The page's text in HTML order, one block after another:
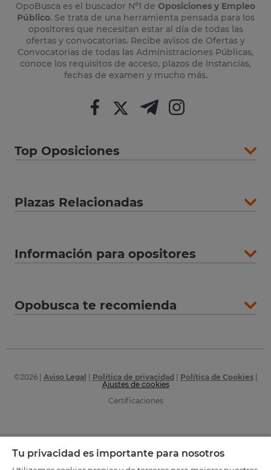
OpoBusca es el buscador Nº1 de Oposiciones y Empleo
Público. Se trata de una herramienta pensada para los
opositores que necesitan estar al día de todas las
ofertas y convocatorias. Recibe avisos de Ofertas y
Convocatorias de todas las Administraciones Públicas,
conoce los requisitos de acceso, plazos de instancias,
fechas de examen y mucho más.
Top Oposiciones
Plazas Relacionadas
Información para opositores
Opobusca te recomienda
©2026| Aviso Legal Política de privacidad Política de Cookies|
Ajustes de cookies
Certificaciones
Tu privacidad es importante para nosotros